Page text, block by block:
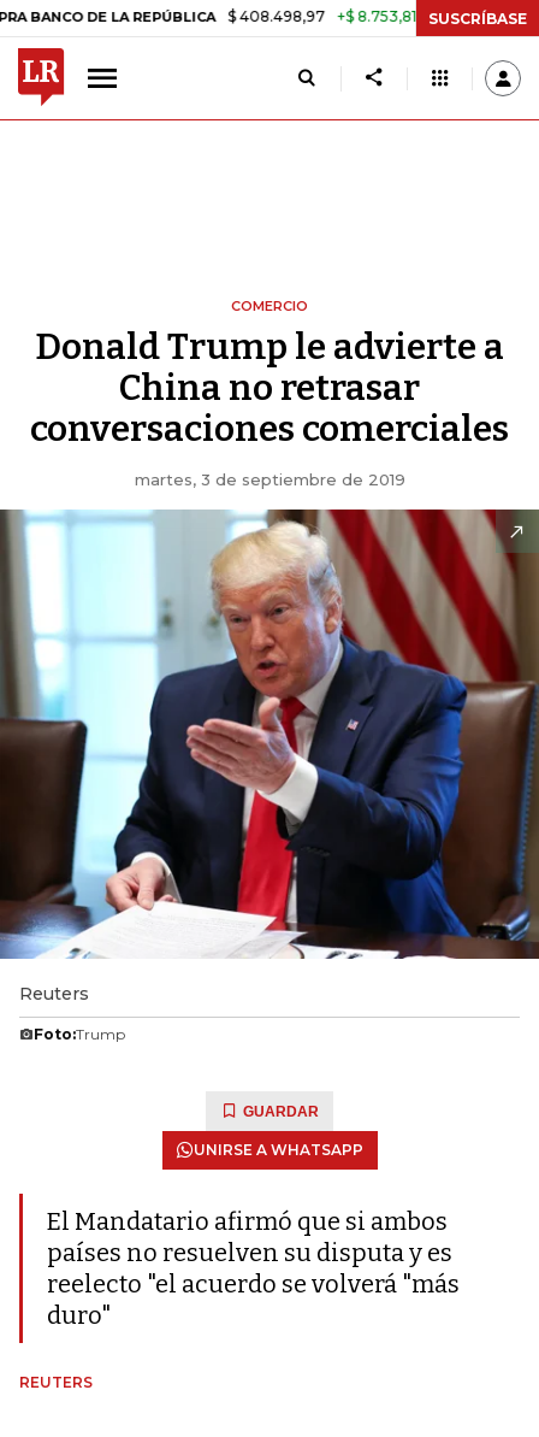
DE LA REPÚBLICA $ 408.498,97 +$ 8.753,81 +2,19% TASA DE
SUSCRÍBASE
COMERCIO
Donald Trump le advierte a
China no retrasar
conversaciones comerciales
martes, 3 de septiembre de 2019
Reuters
Foto:Trump
GUARDAR
UNIRSE A WHATSAPP
El Mandatario afirmó que si ambos
países no resuelven su disputa y es
reelecto "el acuerdo se volverá "más
duro"
REUTERS